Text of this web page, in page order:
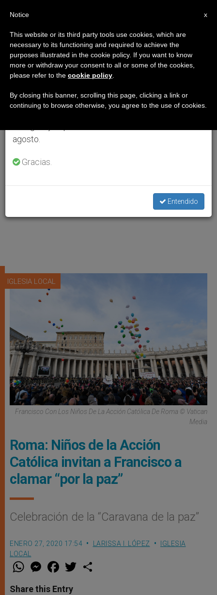
IGLESIA LOCAL
Francisco Con Los Niños De La Acción Católica De Roma © Vatican
Media
Roma: Niños de la Acción
Católica invitan a Francisco a
clamar “por la paz”
Celebración de la “Caravana de la paz”
ENERO 27, 2020 17:54 LARISSA I. LÓPEZ
IGLESIA
LOCAL
W
t
M
e
s
F
a
e
w
Share this Entry
×
Aviso importante
Del 27 de julio al 7 de agosto haremos la pausa
anual, aprovechando que en el periodo de verano
se generan menos informaciones y también el
agosto.
Gracias.
Entendido
x
Notice
This website or its third party tools use cookies, which are
necessary to its functioning and required to achieve the
purposes illustrated in the cookie policy. If you want to know
more or withdraw your consent to all or some of the cookies,
please refer to the cookie policy
By closing this banner, scrolling this page, clicking a link or
continuing to browse otherwise, you agree to the use of cookies.